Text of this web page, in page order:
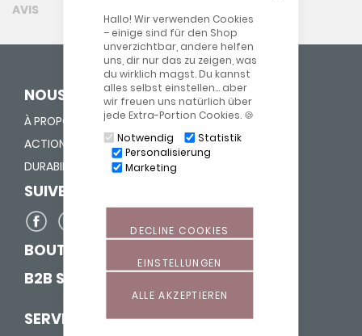
Hallo! Wir verwenden Cookies
– einige sind für den Shop
unverzichtbar, andere helfen
uns, dir nur das zu zeigen, was
du wirklich magst. Du kannst
alles selbst einstellen… aber
wir freuen uns natürlich über
jede Extra-Portion Cookies. 🍪
Notwendig
Statistik
Personalisierung
Marketing
ALLE AKZEPTIEREN
EINSTELLUNGEN
DECLINE COOKIES
AVIS
NOUS DONNONS UNE VIE
À PROPOS DE NOUS
ACTION "FOURRER NEZ"
DURABILITÉ
SUIVEZ-NOUS SUR
BOUTIQUE POUR SAGES-FEMMES
B2B SHOP
SERVICE